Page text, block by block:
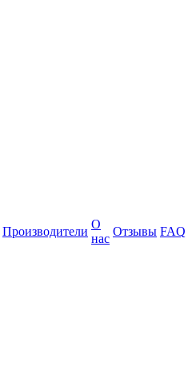
Производители
О
нас
Отзывы FAQ